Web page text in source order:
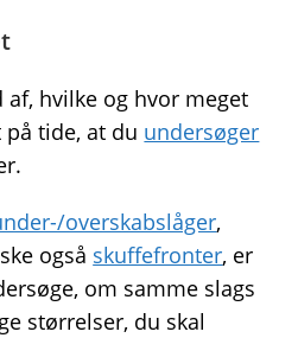
hvilke og hvor meget
tide, at du undersøger
overskabslåger,
også skuffefronter, er
om samme slags
størrelser, du skal